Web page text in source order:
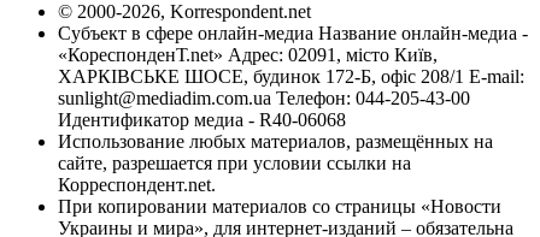
© 2000-2026, Korrespondent.net
Субъект в сфере онлайн-медиа Название онлайн-медиа -
«КореспонденТ.net» Адрес: 02091, місто Київ,
ХАРКІВСЬКЕ ШОСЕ, будинок 172-Б, офіс 208/1 E-mail:
sunlight@mediadim.com.ua Телефон: 044-205-43-00
Идентификатор медиа - R40-06068
Использование любых материалов, размещённых на
сайте, разрешается при условии ссылки на
Корреспондент.net.
При копировании материалов со страницы «Новости
Украины и мира», для интернет-изданий – обязательна